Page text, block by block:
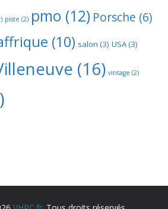
piste (2) pmo (12) Porsche (6)
(10) salon (3) USA(3)
(16) vintage (2)